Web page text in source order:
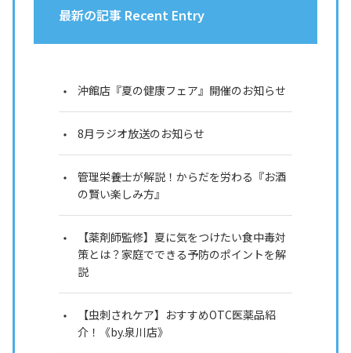
最新の記事 Recent Entry
沖館店『夏の健康フェア』開催のお知らせ
8月ラジオ放送のお知らせ
管理栄養士が解説！からだを労わる『お酒
の賢い楽しみ方』
【薬剤師監修】夏に気をつけたい食中毒対
策とは？家庭でできる予防のポイントを解
説
【虫刺されケア】おすすめOTC医薬品紹
介！《by.泉川店》